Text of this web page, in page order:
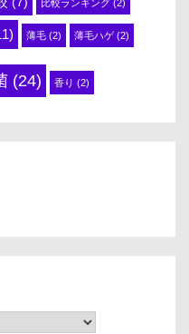
比較ランキング (2)
薄毛 (2) 薄毛ハゲ(2)
(24) 香り (2)